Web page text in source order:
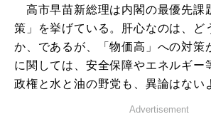
高市早苗新総理は内閣の最優先課
策」を挙げている。肝心なのは、ど
か、であるが、「物価高」への対策
に関しては、安全保障やエネルギー
政権と水と油の野党も、異論はない
Advertisement